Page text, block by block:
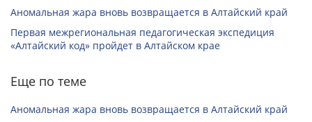
Аномальная жара вновь возвращается в Алтайский край
Первая межрегиональная педагогическая экспедиция
«Алтайский код» пройдет в Алтайском крае
Еще по теме
Аномальная жара вновь возвращается в Алтайский край